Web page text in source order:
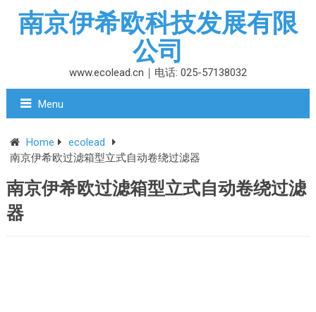
南京伊希欧科技发展有限
公司
www.ecolead.cn｜电话: 025-57138032
Menu
Home
ecolead
南京伊希欧过滤箱型立式自动卷绕过滤器
南京伊希欧过滤箱型立式自动卷绕过滤
器